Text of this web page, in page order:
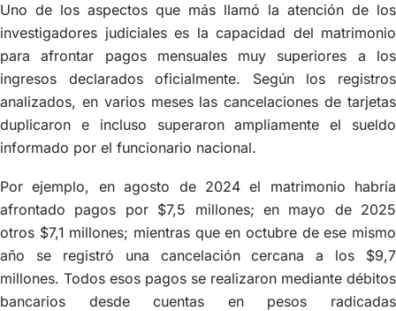
Uno de los aspectos que más llamó la atención de los
investigadores judiciales es la capacidad del matrimonio
para afrontar pagos mensuales muy superiores a los
ingresos declarados oficialmente. Según los registros
analizados, en varios meses las cancelaciones de tarjetas
duplicaron e incluso superaron ampliamente el sueldo
informado por el funcionario nacional.
Por ejemplo, en agosto de 2024 el matrimonio habría
afrontado pagos por $7,5 millones; en mayo de 2025
otros $7,1 millones; mientras que en octubre de ese mismo
año se registró una cancelación cercana a los $9,7
millones. Todos esos pagos se realizaron mediante débitos
bancarios desde cuentas en pesos radicadas